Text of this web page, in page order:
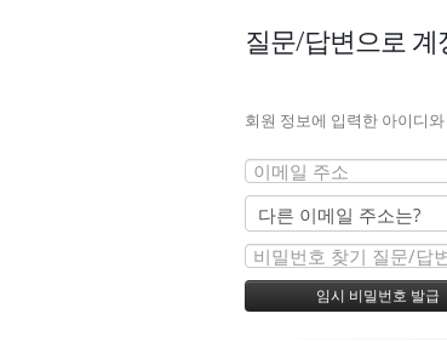
질문/답변으로 계
회원 정보에 입력한 아이디